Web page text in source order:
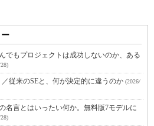
でもプロジェクトは成功しないのか、ある
従来のSEと、何が決定的に違うのか (2026/
名言とはいったい何か。無料版7モデルに